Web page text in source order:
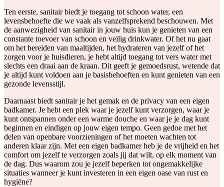
Ten eerste, sanitair biedt je toegang tot schoon water, een
levensbehoefte die we vaak als vanzelfsprekend beschouwen. Met
de aanwezigheid van sanitair in jouw huis kun je genieten van een
constante toevoer van schoon en veilig drinkwater. Of het nu gaat
om het bereiden van maaltijden, het hydrateren van jezelf of het
zorgen voor je huisdieren, je hebt altijd toegang tot vers water met
slechts een draai aan de kraan. Dit geeft je gemoedsrust, wetende dat
je altijd kunt voldoen aan je basisbehoeften en kunt genieten van een
gezonde levensstijl.
Daarnaast biedt sanitair je het gemak en de privacy van een eigen
badkamer. Je hebt een plek waar je jezelf kunt verzorgen, waar je
kunt ontspannen onder een warme douche en waar je je dag kunt
beginnen en eindigen op jouw eigen tempo. Geen gedoe met het
delen van openbare voorzieningen of het moeten wachten tot
anderen klaar zijn. Met een eigen badkamer heb je de vrijheid en het
comfort om jezelf te verzorgen zoals jij dat wilt, op elk moment van
de dag. Dus waarom zou je jezelf beperken tot ongemakkelijke
situaties wanneer je kunt investeren in een eigen oase van rust en
hygiëne?